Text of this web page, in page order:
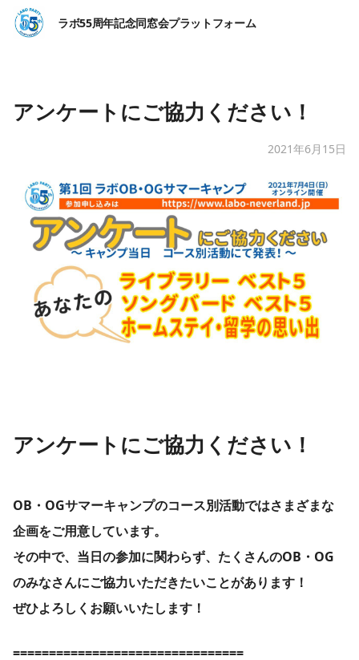
ラボ55周年記念同窓会プラットフォーム
アンケートにご協力ください！
2021年6月15日
アンケートにご協力ください！
OB・OGサマーキャンプのコース別活動ではさまざまな
企画をご用意しています。
その中で、当日の参加に関わらず、たくさんのOB・OG
のみなさんにご協力いただきたいことがあります！
ぜひよろしくお願いいたします！
================================